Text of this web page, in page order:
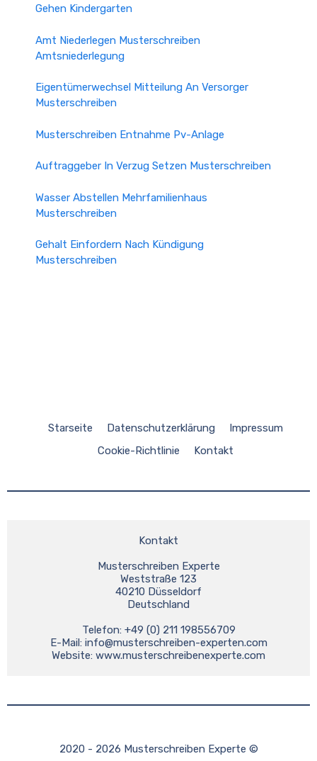
Gehen Kindergarten
Amt Niederlegen Musterschreiben
Amtsniederlegung
Eigentümerwechsel Mitteilung An Versorger
Musterschreiben
Musterschreiben Entnahme Pv-Anlage
Auftraggeber In Verzug Setzen Musterschreiben
Wasser Abstellen Mehrfamilienhaus
Musterschreiben
Gehalt Einfordern Nach Kündigung
Musterschreiben
Starseite Datenschutzerklärung
Impressum
Cookie-Richtlinie
Kontakt
Kontakt
Musterschreiben Experte
Weststraße 123
40210 Düsseldorf
Deutschland
Telefon: +49 (0) 211 198556709
E-Mail: info@musterschreiben-experten.com
Website: www.musterschreibenexperte.com
2020 - 2026 Musterschreiben Experte ©